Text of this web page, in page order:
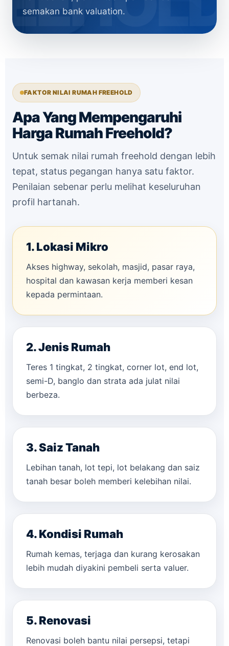
semakan bank valuation.
FAKTOR NILAI RUMAH FREEHOLD
Apa Yang Mempengaruhi
Harga Rumah Freehold?
Untuk semak nilai rumah freehold dengan lebih
tepat, status pegangan hanya satu faktor.
Penilaian sebenar perlu melihat keseluruhan
profil hartanah.
1. Lokasi Mikro
Akses highway, sekolah, masjid, pasar raya,
hospital dan kawasan kerja memberi kesan
kepada permintaan.
2. Jenis Rumah
Teres 1 tingkat, 2 tingkat, corner lot, end lot,
semi-D, banglo dan strata ada julat nilai
berbeza.
3. Saiz Tanah
Lebihan tanah, lot tepi, lot belakang dan saiz
tanah besar boleh memberi kelebihan nilai.
4. Kondisi Rumah
Rumah kemas, terjaga dan kurang kerosakan
lebih mudah diyakini pembeli serta valuer.
5. Renovasi
Renovasi boleh bantu nilai persepsi, tetapi